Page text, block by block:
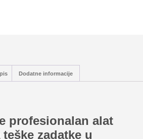
Dodatne informacije
profesionalan alat
zadatke u